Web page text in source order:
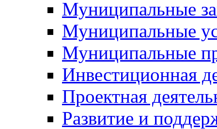
Муниципальные
Муниципальные
Муниципальные
Инвестиционная
Проектная
Развитие и